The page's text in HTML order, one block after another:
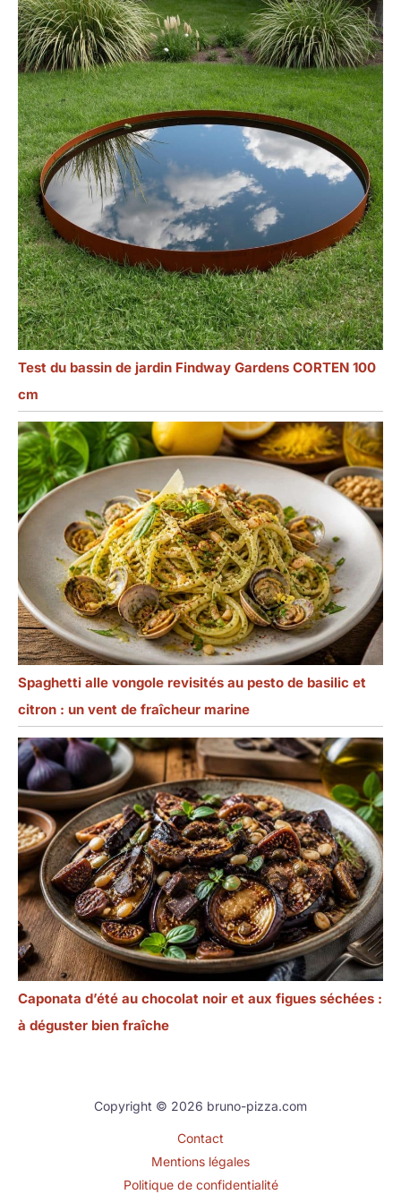
la surface de la
plaque propre
comme neuve,ce
qui le rend plus
sans soucis à
utiliser.
Test du bassin de jardin Findway Gardens CORTEN 100
cm
Spaghetti alle vongole revisités au pesto de basilic et
citron : un vent de fraîcheur marine
Caponata d’été au chocolat noir et aux figues séchées :
à déguster bien fraîche
Copyright © 2026 bruno-pizza.com
Contact
Mentions légales
Politique de confidentialité